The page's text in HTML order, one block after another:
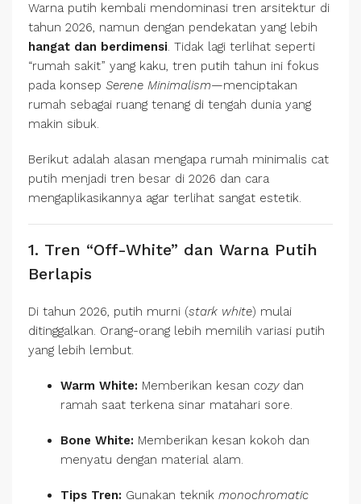
Warna putih kembali mendominasi tren arsitektur di
tahun 2026, namun dengan pendekatan yang lebih
hangat dan berdimensi. Tidak lagi terlihat seperti
“rumah sakit” yang kaku, tren putih tahun ini fokus
pada konsep Serene Minimalism—menciptakan
rumah sebagai ruang tenang di tengah dunia yang
makin sibuk.
Berikut adalah alasan mengapa rumah minimalis cat
putih menjadi tren besar di 2026 dan cara
mengaplikasikannya agar terlihat sangat estetik.
1. Tren “Off-White” dan Warna Putih
Berlapis
Di tahun 2026, putih murni (stark white) mulai
ditinggalkan. Orang-orang lebih memilih variasi putih
yang lebih lembut.
Warm White: Memberikan kesan cozydan
ramah saat terkena sinar matahari sore.
Bone White: Memberikan kesan kokoh dan
menyatu dengan material alam.
Tips Tren: Gunakan teknik monochromatic